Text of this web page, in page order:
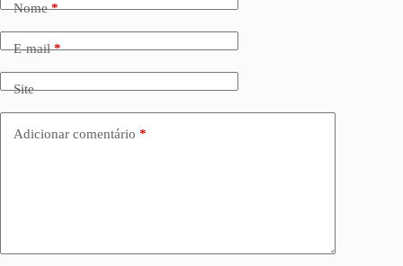
Nome*
E-mail*
Site
Adicionar comentário *